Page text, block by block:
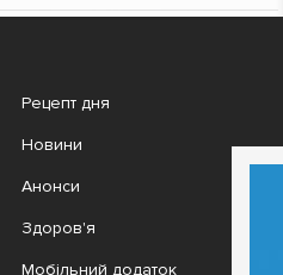
Рецепт дня
Новини
Анонси
Здоров'я
Мобільний додаток